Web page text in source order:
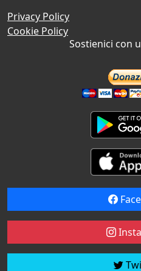
Privacy Policy
Cookie Policy
Sostienici con